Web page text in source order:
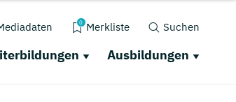
0 Merkliste Suchen
Ausbildungen